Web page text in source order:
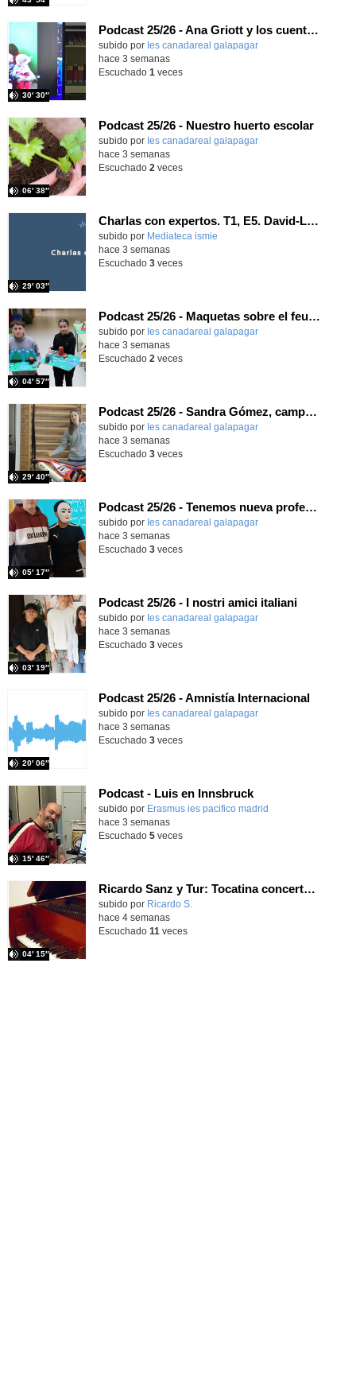
Podcast 25/26 - Ana Griott y los cuentos de las voces olvidadas
subido por Ies canadareal galapagar
30′ 30″
-
hace 3 semanas
Escuchado 1 veces
Podcast 25/26 - Nuestro huerto escolar
subido por Ies canadareal galapagar
06′ 38″
-
hace 3 semanas
Escuchado 2 veces
Charlas con expertos. T1, E5. David-Li Ilundáin Reviriego
subido por Mediateca ismie
29′ 03″
hace 3 semanas
Escuchado 3veces
Podcast 25/26 - Maquetas sobre el feudalismo
subido por Ies canadareal galapagar
04′ 57″
-
hace 3 semanas
Escuchado 2 veces
Podcast 25/26 - Sandra Gómez, campeona de Enduro
subido por Ies canadareal galapagar
29′ 40″
-
hace 3 semanas
Escuchado 3veces
Podcast 25/26 - Tenemos nueva profesora de Griego ¿Conoces a María Eugenia?
subido por Ies canadareal galapagar
05′ 17″
-
hace 3 semanas
Escuchado 3veces
Podcast 25/26 - I nostri amici italiani
subido por Ies canadareal galapagar
03′ 19″
-
hace 3 semanas
Escuchado 3veces
Podcast 25/26 - Amnistía Internacional
subido por Ies canadareal galapagar
20′ 06″
-
hace 3 semanas
Escuchado 3veces
Podcast - Luis en Innsbruck
subido por Erasmus ies pacifico madrid
15′ 46″
hace 3 semanas
Escuchado 5veces
Ricardo Sanz y Tur: Tocatina concertante al aire español
subido por Ricardo S.
04′ 15″
hace 4 semanas
Escuchado 11 veces